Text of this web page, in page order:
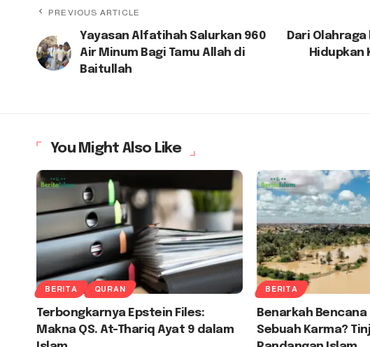
PREVIOUS ARTICLE
Yayasan Alfatihah Salurkan 960
Air Minum Bagi Tamu Allah di
Baitullah
Dari
Hidupkan
You Might Also Like
BERITA QURAN
Terbongkarnya Epstein Files:
Makna QS. At-Thariq Ayat 9 dalam
BERITA
Benarkah
Sebuah Karma?